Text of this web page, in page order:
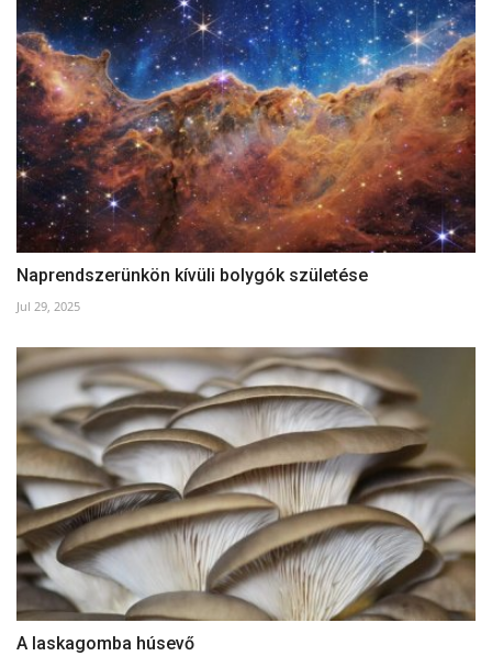
Naprendszerünkön kívüli bolygók születése
Jul 29, 2025
A laskagomba húsevő